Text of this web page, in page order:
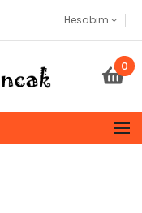
Hesabım
0